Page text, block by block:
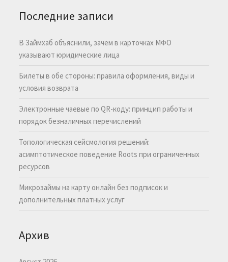
Последние записи
В Займхаб объяснили, зачем в карточках МФО
указывают юридические лица
Билеты в обе стороны: правила оформления, виды и
условия возврата
Электронные чаевые по QR-коду: принцип работы и
порядок безналичных перечислений
Топологическая сейсмология решений:
асимптотическое поведение Roots при ограниченных
ресурсов
Микрозаймы на карту онлайн без подписок и
дополнительных платных услуг
Архив